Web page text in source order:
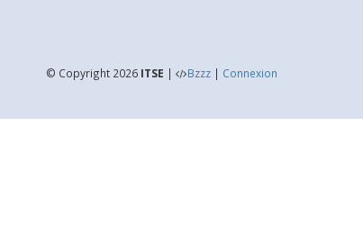
© Copyright 2026 ITSE | Bzzz| Connexion